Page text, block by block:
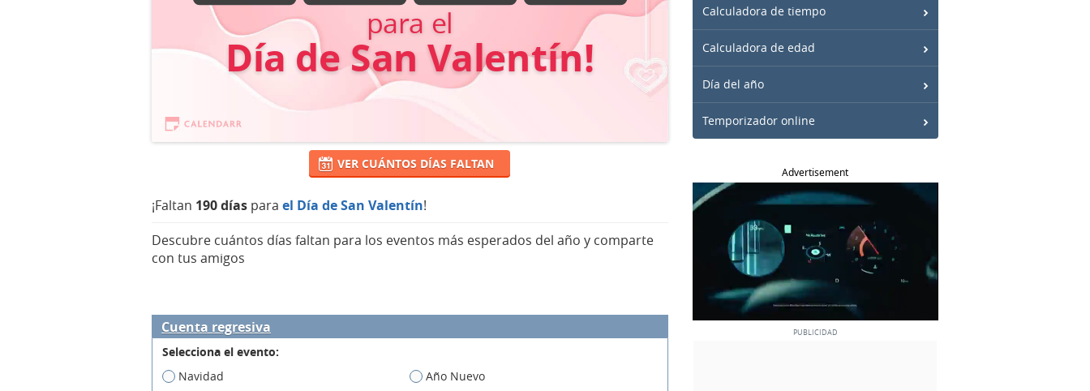
para el
Día de San Valentín!
VER CUÁNTOS DÍAS FALTAN
¡Faltan 190 días para el Día de San Valentín!
Descubre cuántos días faltan para los eventos más esperados del año y comparte
con tus amigos
Cuenta regresiva
Selecciona el evento:
Navidad
Año Nuevo
Calculadora de tiempo
Calculadora de edad
Día del año
Temporizador online
Advertisement